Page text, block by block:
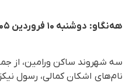
هه‌نگاو: دوشنبه ۱۰ فروردین ۱۴۰۵
نام‌های اشکان کمالی، رسول